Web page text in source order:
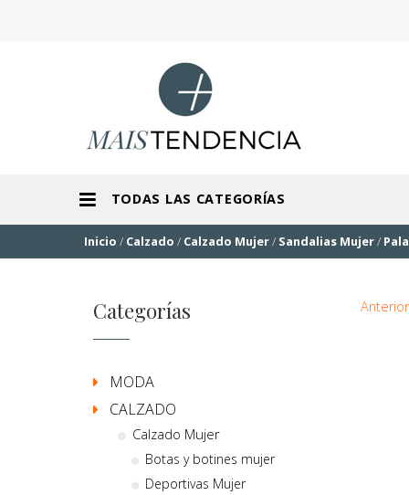
TODAS LAS CATEGORÍAS
Inicio / Calzado / Calzado Mujer/ Sandalias Mujer/
Anterior
Categorías
MODA
CALZADO
Calzado Mujer
Botas y botines mujer
Deportivas Mujer